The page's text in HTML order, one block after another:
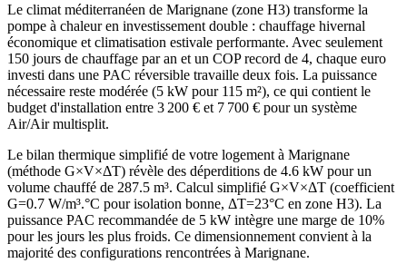
Le climat méditerranéen de Marignane (zone H3) transforme la
pompe à chaleur en investissement double : chauffage hivernal
économique et climatisation estivale performante. Avec seulement
150 jours de chauffage par an et un COP record de 4, chaque euro
investi dans une PAC réversible travaille deux fois. La puissance
nécessaire reste modérée (5 kW pour 115 m²), ce qui contient le
budget d'installation entre 3 200 € et 7 700 € pour un système
Air/Air multisplit.
Le bilan thermique simplifié de votre logement à Marignane
(méthode G×V×ΔT) révèle des déperditions de 4.6 kW pour un
volume chauffé de 287.5 m³. Calcul simplifié G×V×ΔT (coefficient
G=0.7 W/m³.°C pour isolation bonne, ΔT=23°C en zone H3). La
puissance PAC recommandée de 5 kW intègre une marge de 10%
pour les jours les plus froids. Ce dimensionnement convient à la
majorité des configurations rencontrées à Marignane.